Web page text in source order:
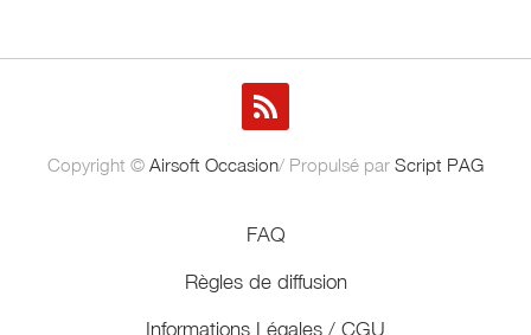
Copyright © Airsoft Occasion/ Propulsé par Script PAG
FAQ
Règles de diffusion
Informations Légales / CGU